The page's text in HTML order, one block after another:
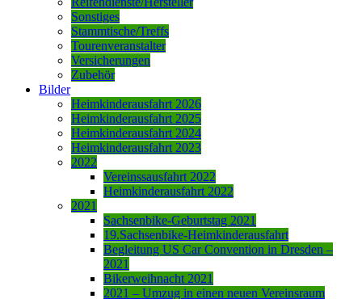
Sonstiges
Stammtische/Treffs
Tourenveranstalter
Versicherungen
Zubehör
Bilder
Heimkinderausfahrt 2026
Heimkinderausfahrt 2025
Heimkinderausfahrt 2024
Heimkinderausfahrt 2023
2022
Vereinssausfahrt 2022
Heimkinderausfahrt 2022
2021
Sachsenbike-Geburtstag 2021
19.Sachsenbike-Heimkinderausfahrt
Begleitung US Car Convention in Dresden –
2021
Bikerweihnacht 2021
2021 – Umzug in einen neuen Vereinsraum